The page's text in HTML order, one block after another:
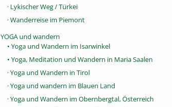
· Lykischer Weg / Türkei
· Wanderreise im Piemont
YOGA und wandern
• Yoga und Wandern im Isarwinkel
• Yoga, Meditation und Wandern in Maria Saalen
· Yoga und Wandern in Tirol
· Yoga und wandern im Blauen Land
· Yoga und Wandern im Obernbergtal, Österreich